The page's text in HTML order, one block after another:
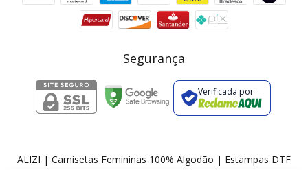
Segurança
Verificada por
ALIZI | Camisetas Femininas 100% Algodão | Estampas DTF
Cupom 1a compra: GANHE5
2 pecas 7% OFF